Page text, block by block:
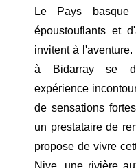
Le Pays basque
époustouflants et
invitent à
à Bidarray se
expérience
de sensations
un prestataire de
propose de vivre
Nive, une rivière